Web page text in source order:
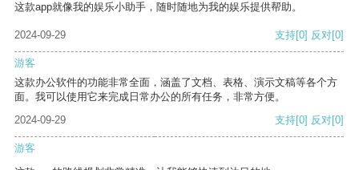
这款app就像我的娱乐小助手，随时随地为我的娱乐提供帮助。
2024-09-29 支持[0] 反对[0]
游客
这款办公软件的功能非常全面，涵盖了文档、表格、演示文稿等各个方
面。我可以使用它来完成日常办公的所有任务，非常方便。
2024-09-29
支持[0] 反对[0]
游客